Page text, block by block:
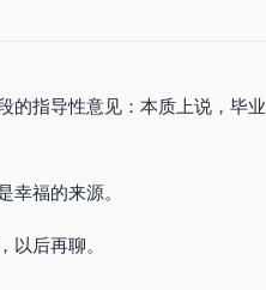
的指导性意见：本质上说，毕业
福的来源。
后再聊。